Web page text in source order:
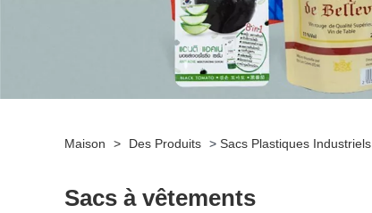
Maison > Des Produits > Sacs Plastiques Industriels
Sacs à vêtements